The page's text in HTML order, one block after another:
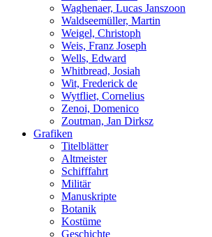
Waghenaer, Lucas Janszoon
Waldseemüller, Martin
Weigel, Christoph
Weis, Franz Joseph
Wells, Edward
Whitbread, Josiah
Wit, Frederick de
Wytfliet, Cornelius
Zenoi, Domenico
Zoutman, Jan Dirksz
Grafiken
Titelblätter
Altmeister
Schifffahrt
Militär
Manuskripte
Botanik
Kostüme
Geschichte